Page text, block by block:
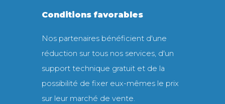
Conditions favorables
Nos partenaires bénéficient d'une
réduction sur tous nos services, d'un
support technique gratuit et de la
possibilité de fixer eux-mêmes le prix
sur leur marché de vente.